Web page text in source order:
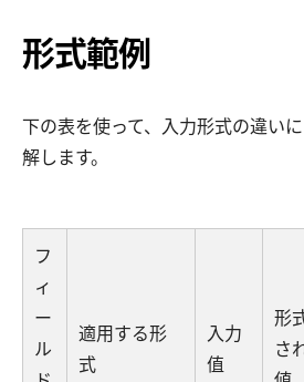
形式範例
下の表を使って、入力形式の違い
解します。
フ
ィ
ー
ル
適用する形
式
入力
值
形
さ